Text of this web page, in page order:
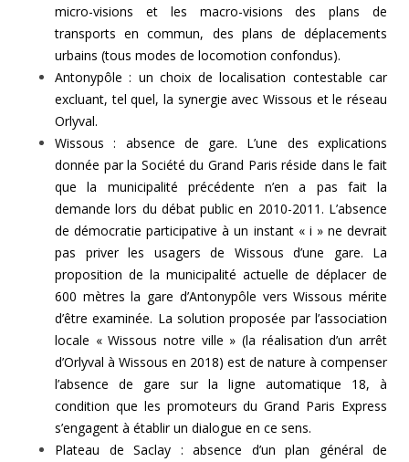
micro-visions et les macro-visions des plans de
transports en commun, des plans de déplacements
urbains (tous modes de locomotion confondus).
Antonypôle : un choix de localisation contestable car
excluant, tel quel, la synergie avec Wissous et le réseau
Orlyval.
Wissous : absence de gare. L’une des explications
donnée par la Société du Grand Paris réside dans le fait
que la municipalité précédente n’en a pas fait la
demande lors du débat public en 2010-2011. L’absence
de démocratie participative à un instant « i » ne devrait
pas priver les usagers de Wissous d’une gare. La
proposition de la municipalité actuelle de déplacer de
600 mètres la gare d’Antonypôle vers Wissous mérite
d’être examinée. La solution proposée par l’association
locale « Wissous notre ville » (la réalisation d’un arrêt
d’Orlyval à Wissous en 2018) est de nature à compenser
l’absence de gare sur la ligne automatique 18, à
condition que les promoteurs du Grand Paris Express
s’engagent à établir un dialogue en ce sens.
Plateau de Saclay : absence d’un plan général de